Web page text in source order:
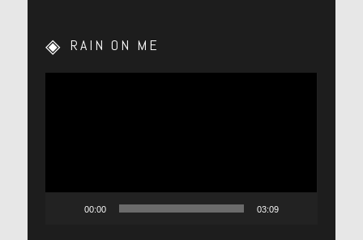
RAIN ON ME
00:00 03:09